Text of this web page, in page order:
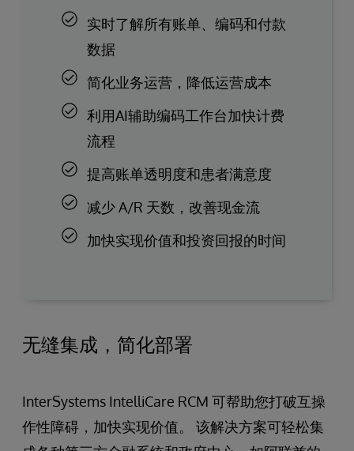
实时了解所有账单、编码和付款
数据
简化业务运营，降低运营成本
利用AI辅助编码工作台加快计费
流程
提高账单透明度和患者满意度
减少 A/R 天数，改善现金流
加快实现价值和投资回报的时间
无缝集成，简化部署
InterSystems IntelliCare RCM 可帮助您打破互操
作性障碍，加快实现价值。 该解决方案可轻松集